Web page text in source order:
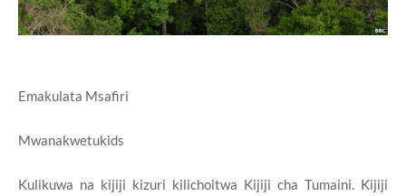
Emakulata Msafiri
Mwanakwetukids
Kulikuwa na kijiji kizuri kilichoitwa Kijiji cha Tumaini. Kijiji